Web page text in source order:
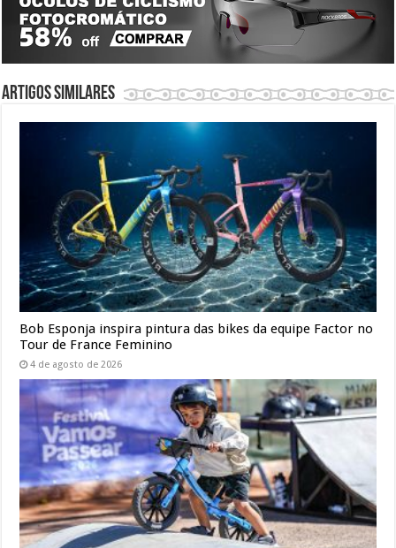
Artigos similares
Bob Esponja inspira pintura das bikes da equipe Factor no
Tour de France Feminino
4 de agosto de 2026